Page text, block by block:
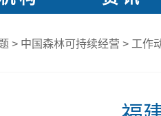
> 中国森林可持续经营 > 工作